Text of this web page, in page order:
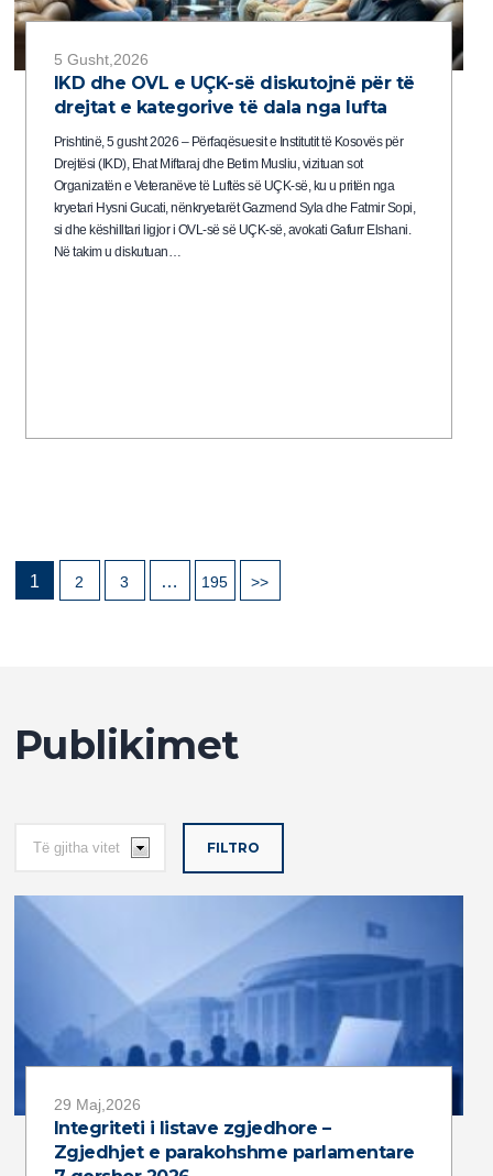
5 Gusht,2026
IKD dhe OVL e UÇK-së diskutojnë për të
drejtat e kategorive të dala nga lufta
Prishtinë, 5 gusht 2026 – Përfaqësuesit e Institutit të Kosovës për
Drejtësi (IKD), Ehat Miftaraj dhe Betim Musliu, vizituan sot
Organizatën e Veteranëve të Luftës së UÇK-së, ku u pritën nga
kryetari Hysni Gucati, nënkryetarët Gazmend Syla dhe Fatmir Sopi,
si dhe këshilltari ligjor i OVL-së së UÇK-së, avokati Gafurr Elshani.
Në takim u diskutuan…
1 2 3 … 195 >>
Publikimet
FILTRO
29 Maj,2026
Integriteti i listave zgjedhore –
Zgjedhjet e parakohshme parlamentare